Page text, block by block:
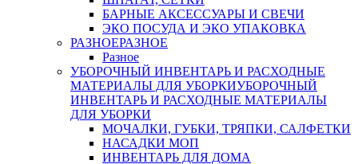
БАРНЫЕ АКСЕССУАРЫ И СВЕЧИ
ЭКО ПОСУДА И ЭКО УПАКОВКА
РАЗНОЕРАЗНОЕ
Разное
УБОРОЧНЫЙ ИНВЕНТАРЬ И РАСХОДНЫЕ
МАТЕРИАЛЫ ДЛЯ УБОРКИУБОРОЧНЫЙ
ИНВЕНТАРЬ И РАСХОДНЫЕ МАТЕРИАЛЫ
ДЛЯ УБОРКИ
МОЧАЛКИ, ГУБКИ, ТРЯПКИ, САЛФЕТКИ
НАСАДКИ МОП
ИНВЕНТАРЬ ДЛЯ ДОМА